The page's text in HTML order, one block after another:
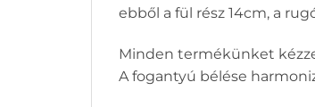
ebből a fül rész 14cm, a
Minden termékünket
A fogantyú bélése